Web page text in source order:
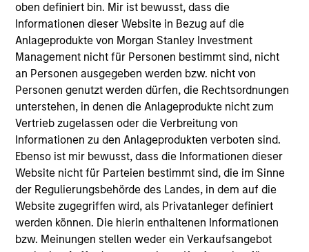
oben definiert bin. Mir ist bewusst, dass die
Informationen dieser Website in Bezug auf die
Anlageprodukte von Morgan Stanley Investment
Management nicht für Personen bestimmt sind, nicht
an Personen ausgegeben werden bzw. nicht von
Personen genutzt werden dürfen, die Rechtsordnungen
unterstehen, in denen die Anlageprodukte nicht zum
Vertrieb zugelassen oder die Verbreitung von
Informationen zu den Anlageprodukten verboten sind.
Ebenso ist mir bewusst, dass die Informationen dieser
Website nicht für Parteien bestimmt sind, die im Sinne
der Regulierungsbehörde des Landes, in dem auf die
Website zugegriffen wird, als Privatanleger definiert
werden können. Die hierin enthaltenen Informationen
bzw. Meinungen stellen weder ein Verkaufsangebot
INVESTMENT PROFESSIONALS
1,300+
MITARBEITER
5,0K
LÄNDER